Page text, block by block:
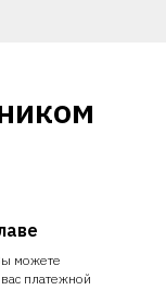
можете
платежной